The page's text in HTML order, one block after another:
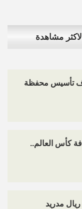
الاكثر مشاهدة
تأسيس محفظة
كأس العالم..
مدريد